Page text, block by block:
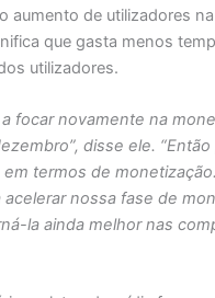
aumento de utilizadores
que gasta menos
utilizadores.
focar novamente na
disse ele.
em termos de
acelerar nossa fase de
la ainda melhor nas